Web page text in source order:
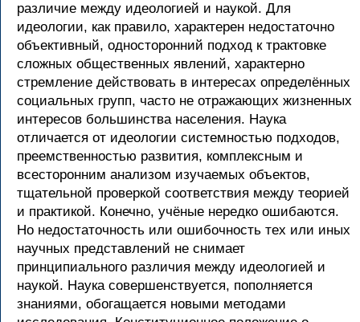
различие между идеологией и наукой. Для
идеологии, как правило, характерен недостаточно
объективный, односторонний подход к трактовке
сложных общественных явлений, характерно
стремление действовать в интересах определённых
социальных групп, часто не отражающих жизненных
интересов большинства населения. Наука
отличается от идеологии системностью подходов,
преемственностью развития, комплексным и
всесторонним анализом изучаемых объектов,
тщательной проверкой соответствия между теорией
и практикой. Конечно, учёные нередко ошибаются.
Но недостаточность или ошибочность тех или иных
научных представлений не снимает
принципиального различия между идеологией и
наукой. Наука совершенствуется, пополняется
знаниями, обогащается новыми методами